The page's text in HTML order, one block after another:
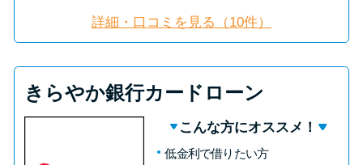
詳細・口コミを見る（10件）
きらやか銀行カードローン
こんな方にオススメ！
低金利で借りたい方